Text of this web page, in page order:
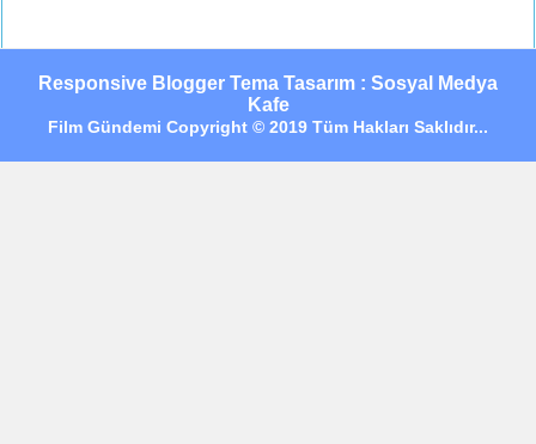
Responsive Blogger Tema Tasarım : Sosyal Medya
Kafe
Film Gündemi Copyright © 2019 Tüm Hakları Saklıdır...